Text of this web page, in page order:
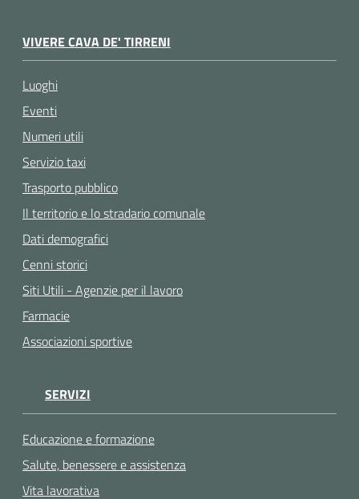
VIVERE CAVA DE' TIRRENI
Luoghi
Eventi
Numeri utili
Servizio taxi
Trasporto pubblico
Il territorio e lo stradario comunale
Dati demografici
Cenni storici
Siti Utili - Agenzie per il lavoro
Farmacie
Associazioni sportive
SERVIZI
Educazione e formazione
Salute, benessere e assistenza
Vita lavorativa